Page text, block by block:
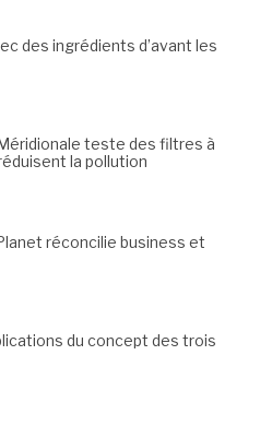
des ingrédients d’avant les
teste des filtres à
la pollution
réconcilie business et
du concept des trois